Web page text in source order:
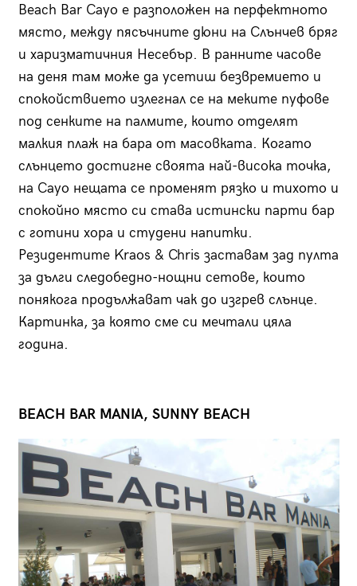
Beach Bar Cayo е разположен на перфектното
място, между пясъчните дюни на Слънчев бряг
и харизматичния Несебър. В ранните часове
на деня там може да усетиш безвремието и
спокойствието излегнал се на меките пуфове
под сенките на палмите, които отделят
малкия плаж на бара от масовката. Когато
слънцето достигне своята най-висока точка,
на Cayo нещата се променят рязко и тихото и
спокойно място си става истински парти бар
с готини хора и студени напитки.
Резидентите Kraos & Chris заставам зад пулта
за дълги следобедно-нощни сетове, които
понякога продължават чак до изгрев слънце.
Картинка, за която сме си мечтали цяла
година.
BEACH BAR MANIA, SUNNY BEACH